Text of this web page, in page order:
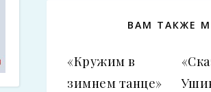
ВАМ ТАКЖЕ
«Кружим в
зимнем танце»